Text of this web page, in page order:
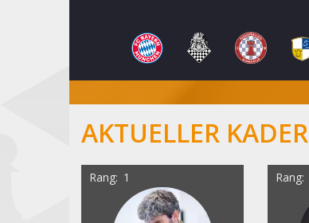
AKTUELLER KADER
Rang 1 Rang